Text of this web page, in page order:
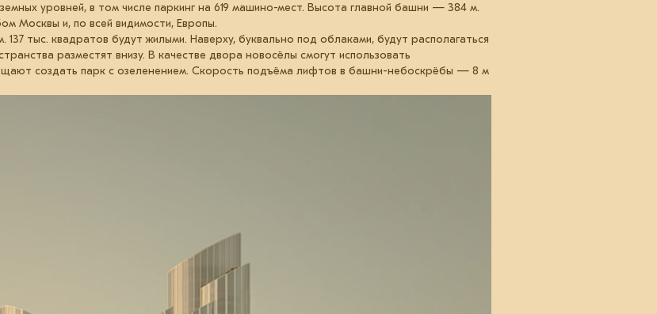
уровней, в том числе паркинг на 619 машино-мест. Высота главной башни — 384 м.
Москвы и, по всей видимости, Европы.
тыс. квадратов будут жилыми. Наверху, буквально под облаками, будут располагаться
разместят внизу. В качестве двора новосёлы смогут использовать
создать парк с озеленением. Скорость подъёма лифтов в башни-небоскрёбы — 8 м